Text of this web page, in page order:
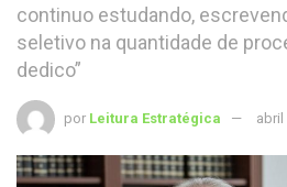
continuo estudando,
seletivo na quantidade de
dedico”
por Leitura Estratégica abril